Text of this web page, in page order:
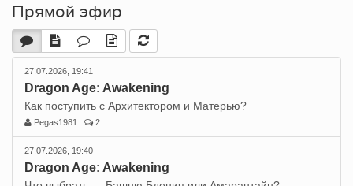
Прямой эфир
27.07.2026, 19:41
Dragon Age: Awakening
Как поступить с Архитектором и Матерью?
Pegas1981 2
27.07.2026, 19:40
Dragon Age: Awakening